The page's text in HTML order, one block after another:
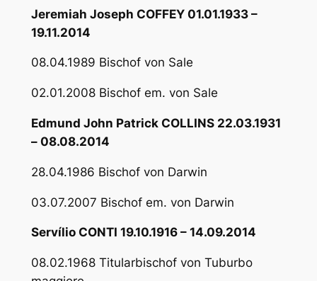
Jeremiah Joseph COFFEY 01.01.1933 –
19.11.2014
08.04.1989 Bischof von Sale
02.01.2008 Bischof em. von Sale
Edmund John Patrick COLLINS 22.03.1931
– 08.08.2014
28.04.1986 Bischof von Darwin
03.07.2007 Bischof em. von Darwin
Servílio CONTI 19.10.1916 – 14.09.2014
08.02.1968 Titularbischof von Tuburbo